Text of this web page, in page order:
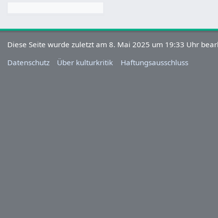
Diese Seite wurde zuletzt am 8. Mai 2025 um 19:33 Uhr
Datenschutz
Über kulturkritik Haftungsausschluss